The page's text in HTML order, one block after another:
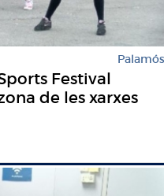
Palamós
Festival
de les xarxes